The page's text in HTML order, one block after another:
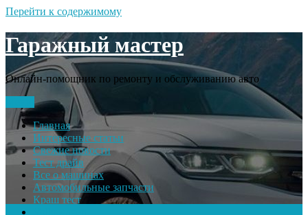
Перейти к содержимому
Гаражный мастер
Онлайн-помощник по ремонту и обслуживанию авто
Главная
Интересные статьи
Свежие новости
Тест драйв
Все о машинах
Автомобильные запчасти
Краш тест